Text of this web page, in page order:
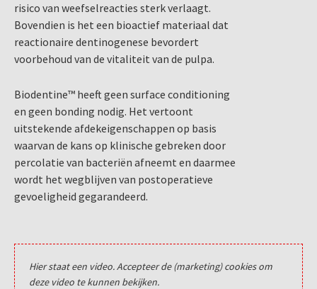
risico van weefselreacties sterk verlaagt.
Bovendien is het een bioactief materiaal dat
reactionaire dentinogenese bevordert
voorbehoud van de vitaliteit van de pulpa.
Biodentine™ heeft geen surface conditioning
en geen bonding nodig. Het vertoont
uitstekende afdekeigenschappen op basis
waarvan de kans op klinische gebreken door
percolatie van bacteriën afneemt en daarmee
wordt het wegblijven van postoperatieve
gevoeligheid gegarandeerd.
Hier staat een video. Accepteer de (marketing) cookies om
deze video te kunnen bekijken.